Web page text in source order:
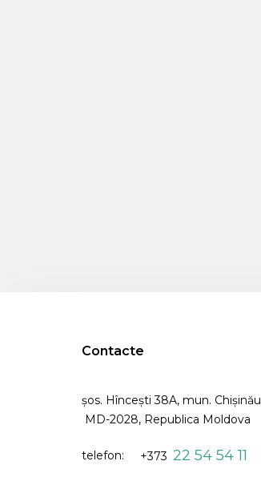
Contacte
șos. Hîncești 38A, mun. Chişinău
MD-2028, Republica Moldova
telefon: +373 22 54 54 11